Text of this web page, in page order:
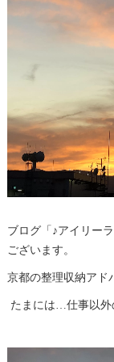
ブログ「♪アイリー
ございます。
京都の整理収納アド
たまには…仕事以外